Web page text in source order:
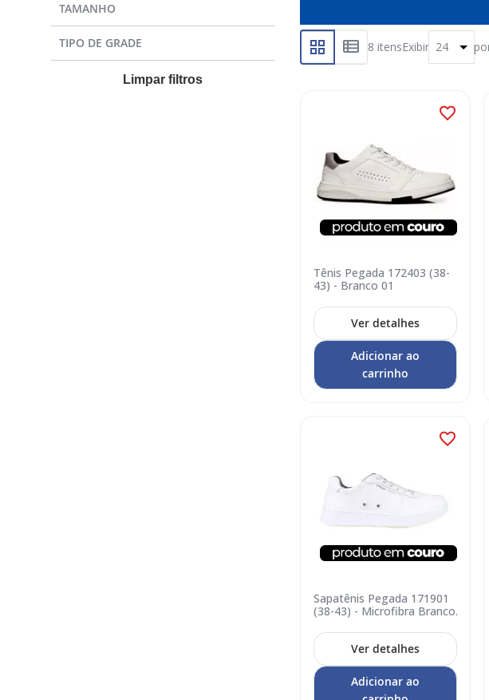
8 itensExibir
Tênis Pegada 172403 (38-
43) - Branco 01
Ver detalhes
Adicionar ao
carrinho
Sapatênis Pegada 171901
(38-43) - Microfibra Branco
Ver detalhes
Adicionar ao
TAMANHO
TIPO DE GRADE
Limpar filtros